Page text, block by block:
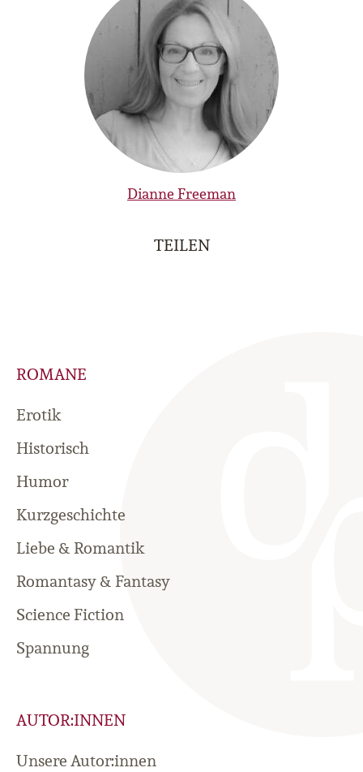
Dianne Freeman
TEILEN
ROMANE
Erotik
Historisch
Humor
Kurzgeschichte
Liebe & Romantik
Romantasy & Fantasy
Science Fiction
Spannung
AUTOR:INNEN
Unsere Autor:innen